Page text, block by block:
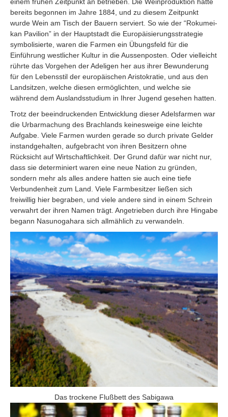
einem frühen Zeitpunkt an betrieben. Die Weinproduktion hatte
bereits begonnen im Jahre 1884, und zu diesem Zeitpunkt
wurde Wein am Tisch der Bauern serviert. So wie der “Rokumei-
kan Pavilion” in der Hauptstadt die Europäisierungsstrategie
symbolisierte, waren die Farmen ein Übungsfeld für die
Einführung westlicher Kultur in die Aussenposten. Oder vielleicht
rührte das Vorgehen der Adeligen her aus ihrer Bewunderung
für den Lebensstil der europäischen Aristokratie, und aus den
Landsitzen, welche diesen ermöglichten, und welche sie
während dem Auslandsstudium in Ihrer Jugend gesehen hatten.
Trotz der beeindruckenden Entwicklung dieser Adelsfarmen war
die Urbarmachung des Brachlands keinesweige eine leichte
Aufgabe. Viele Farmen wurden gerade so durch private Gelder
instandgehalten, aufgebracht von ihren Besitzern ohne
Rücksicht auf Wirtschaftlichkeit. Der Grund dafür war nicht nur,
dass sie determiniert waren eine neue Nation zu gründen,
sondern mehr als alles andere hatten sie auch eine tiefe
Verbundenheit zum Land. Viele Farmbesitzer ließen sich
freiwillig hier begraben, und viele andere sind in einem Schrein
verwahrt der ihren Namen trägt. Angetrieben durch ihre Hingabe
begann Nasunogahara sich allmählich zu verwandeln.
Das trockene Flußbett des Sabigawa